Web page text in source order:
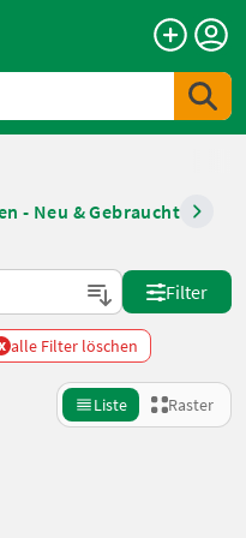
- Neu & Gebraucht
Filter
alle Filter löschen
Liste Raster